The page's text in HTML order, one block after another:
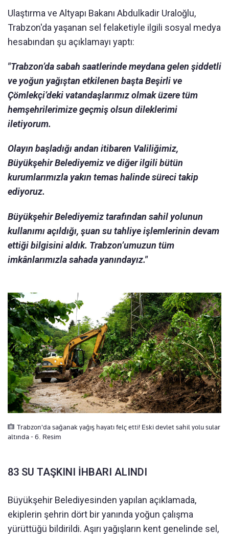
Ulaştırma ve Altyapı Bakanı Abdulkadir Uraloğlu,
Trabzon'da yaşanan sel felaketiyle ilgili sosyal medya
hesabından şu açıklamayı yaptı:
"Trabzon’da sabah saatlerinde meydana gelen şiddetli
ve yoğun yağıştan etkilenen başta Beşirli ve
Çömlekçi’deki vatandaşlarımız olmak üzere tüm
hemşehrilerimize geçmiş olsun dileklerimi
iletiyorum.
Olayın başladığı andan itibaren Valiliğimiz,
Büyükşehir Belediyemiz ve diğer ilgili bütün
kurumlarımızla yakın temas halinde süreci takip
ediyoruz.
Büyükşehir Belediyemiz tarafından sahil yolunun
kullanımı açıldığı, şuan su tahliye işlemlerinin devam
ettiği bilgisini aldık. Trabzon’umuzun tüm
imkânlarımızla sahada yanındayız."
Trabzon'da sağanak yağış hayatı felç etti! Eski devlet sahil yolu sular
altında - 6. Resim
83 SU TAŞKINI İHBARI ALINDI
Büyükşehir Belediyesinden yapılan açıklamada,
ekiplerin şehrin dört bir yanında yoğun çalışma
yürüttüğü bildirildi. Aşırı yağışların kent genelinde sel,